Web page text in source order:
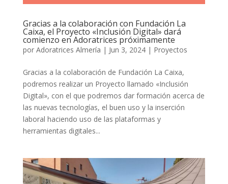
Gracias a la colaboración con Fundación La
Caixa, el Proyecto «Inclusión Digital» dará
comienzo en Adoratrices próximamente
por Adoratrices Almería | Jun 3, 2024| Proyectos
Gracias a la colaboración de Fundación La Caixa,
podremos realizar un Proyecto llamado «Inclusión
Digital», con el que podremos dar formación acerca de
las nuevas tecnologías, el buen uso y la inserción
laboral haciendo uso de las plataformas y
herramientas digitales...